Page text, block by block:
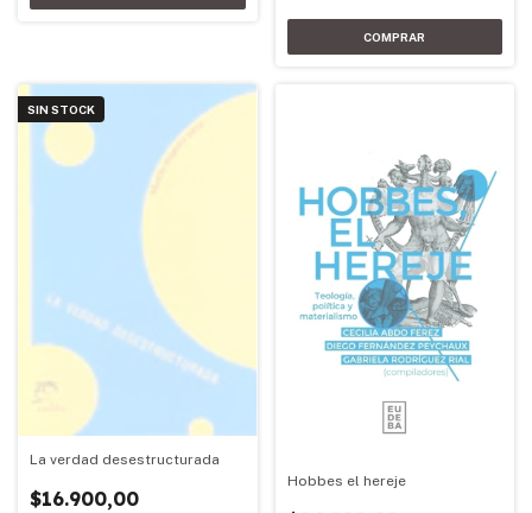
SIN STOCK
La verdad desestructurada
$16.900,00
Hobbes el hereje